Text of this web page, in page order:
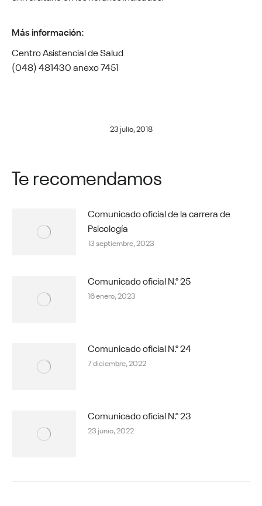
Más información:
Centro Asistencial de Salud
(048) 481430 anexo 7451
23 julio, 2018
Te recomendamos
Comunicado oficial de la carrera de
Psicología
13 septiembre, 2023
Comunicado oficial N.° 25
16 enero, 2023
Comunicado oficial N.° 24
7 diciembre, 2022
Comunicado oficial N.° 23
23 junio, 2022